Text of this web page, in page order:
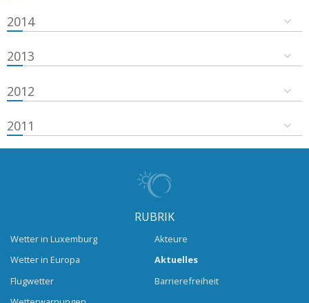
2014
2013
2012
2011
RUBRIK
Wetter in Luxemburg
Wetter in Europa
Flugwetter
Akteure
Aktuelles
Barrierefreiheit